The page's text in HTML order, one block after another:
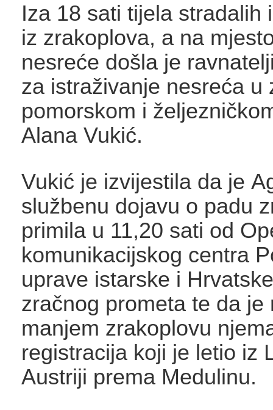
Iza 18 sati tijela stradalih
iz zrakoplova, a na
nesreće došla je
za istraživanje nesreća u
pomorskom i
Alana Vukić.
Vukić je izvijestila da je
službenu dojavu o padu
primila u 11,20 sati od
komunikacijskog centra
uprave istarske i
zračnog prometa te da je
manjem zrakoplovu
registracija koji je letio iz
Austriji prema Medulinu.